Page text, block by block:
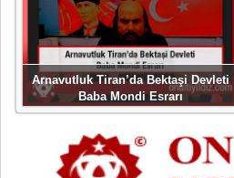
Arnavutluk Tiran’da Bektaşi Devleti
Baba Mondi Esrarı